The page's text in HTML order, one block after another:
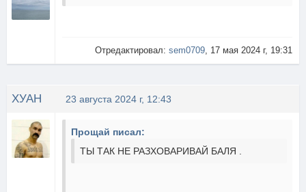
Отредактировал: sem0709, 17 мая 2024 г, 19:31
ХУАН 23 августа 2024 г, 12:43
Прощай писал:
ТЫ ТАК НЕ РАЗХОВАРИВАЙ БАЛЯ .